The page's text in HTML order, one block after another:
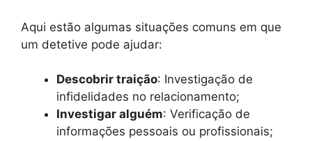
Aqui estão algumas situações comuns em que
um detetive pode ajudar:
Descobrir traição: Investigação de
infidelidades no relacionamento;
Investigar alguém: Verificação de
informações pessoais ou profissionais;